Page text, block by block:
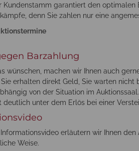
Kundenstamm garantiert den optimalen
denn Sie zahlen nur eine
Barzahlung
wünschen, machen wir Ihnen auch
Sie erhalten direkt Geld, Sie warten
von der Situation im
deutlich unter dem Erlös bei einer
Informationsvideo erläutern wir Ihnen
Weise.